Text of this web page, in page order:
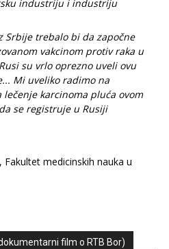
industriju i industriju
Srbije trebalo bi da započne
vakcinom protiv raka u
su vrlo oprezno uveli ovu
Mi uveliko radimo na
karcinoma pluća ovom
se registruje u Rusiji
Fakultet medicinskih nauka u
film o RTB Bor)